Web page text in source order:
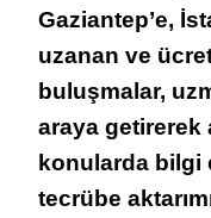
Gaziantep’e,
uzanan ve
buluşmalar,
araya
konularda bilgi
tecrübe